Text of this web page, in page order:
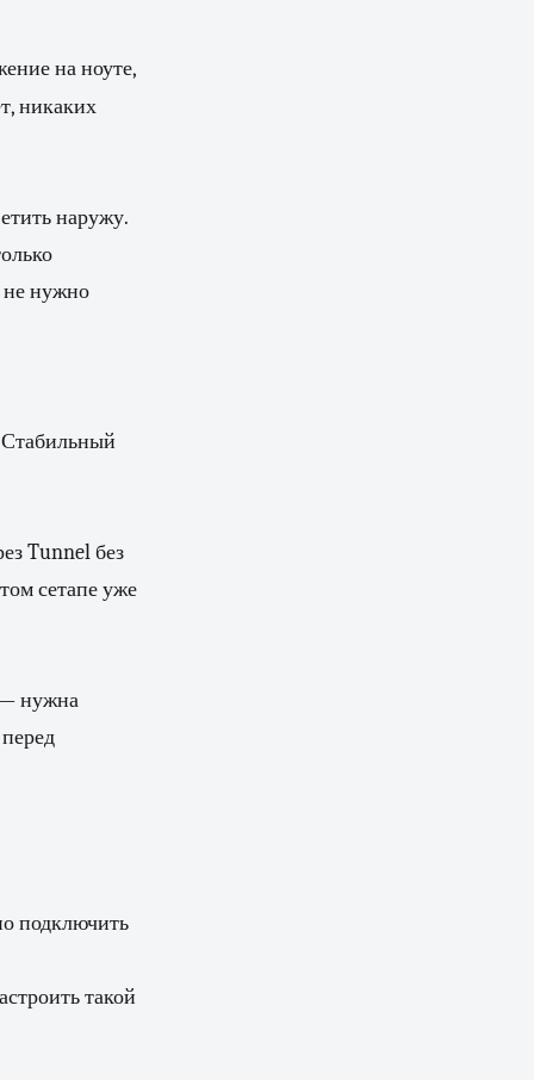
на ноуте,
никаких
наружу.
не нужно
Стабильный
Tunnel без
сетапе уже
— нужна
подключить
такой